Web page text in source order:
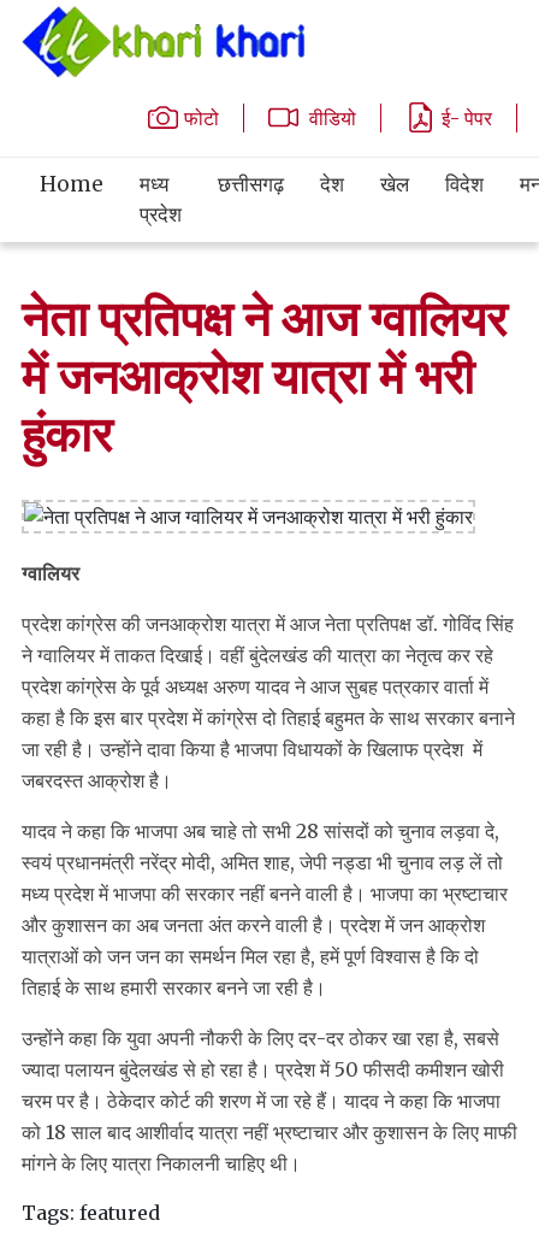
फोटो वीडियो ई- पेपर
Home
मध्य
प्रदेश
छत्तीसगढ़ देश खेल विदेश
नेता प्रतिपक्ष ने आज ग्वालियर
में जनआक्रोश यात्रा में भरी
हुंकार
ग्वालियर
प्रदेश कांग्रेस की जनआक्रोश यात्रा में आज नेता प्रतिपक्ष डॉ. गोविंद सिंह
ने ग्वालियर में ताकत दिखाई। वहीं बुंदेलखंड की यात्रा का नेतृत्व कर रहे
प्रदेश कांग्रेस के पूर्व अध्यक्ष अरुण यादव ने आज सुबह पत्रकार वार्ता में
कहा है कि इस बार प्रदेश में कांग्रेस दो तिहाई बहुमत के साथ सरकार बनाने
जा रही है। उन्होंने दावा किया है भाजपा विधायकों के खिलाफ प्रदेश में
जबरदस्त आक्रोश है।
यादव ने कहा कि भाजपा अब चाहे तो सभी 28 सांसदों को चुनाव लड़वा दे,
स्वयं प्रधानमंत्री नरेंद्र मोदी, अमित शाह, जेपी नड्डा भी चुनाव लड़ लें तो
मध्य प्रदेश में भाजपा की सरकार नहीं बनने वाली है। भाजपा का भ्रष्टाचार
और कुशासन का अब जनता अंत करने वाली है। प्रदेश में जन आक्रोश
यात्राओं को जन जन का समर्थन मिल रहा है, हमें पूर्ण विश्वास है कि दो
तिहाई के साथ हमारी सरकार बनने जा रही है।
उन्होंने कहा कि युवा अपनी नौकरी के लिए दर-दर ठोकर खा रहा है, सबसे
ज्यादा पलायन बुंदेलखंड से हो रहा है। प्रदेश में 50 फीसदी कमीशन खोरी
चरम पर है। ठेकेदार कोर्ट की शरण में जा रहे हैं। यादव ने कहा कि भाजपा
को 18 साल बाद आशीर्वाद यात्रा नहीं भ्रष्टाचार और कुशासन के लिए माफी
मांगने के लिए यात्रा निकालनी चाहिए थी।
Tags: featured